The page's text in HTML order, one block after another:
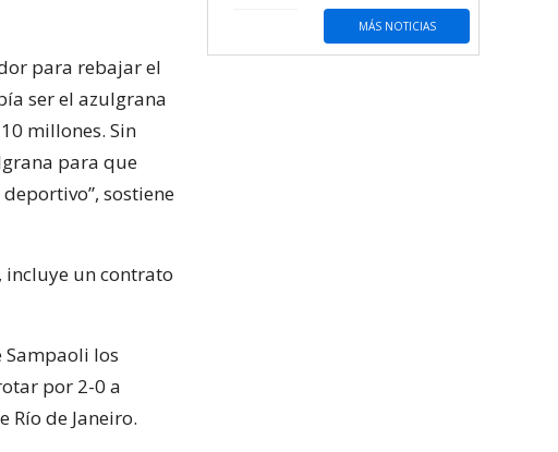
para rebajar el
ser el azulgrana
millones. Sin
para que
sostiene
incluye un contrato
Sampaoli los
por 2-0 a
Río de Janeiro.
MÁS NOTICIAS